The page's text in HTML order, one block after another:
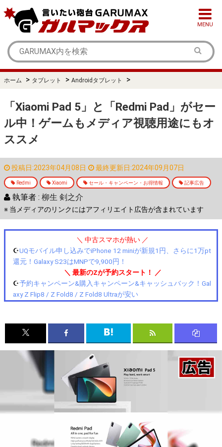
MENU
ホーム > タブレット > Androidタブレット >
「Xiaomi Pad 5」と「Redmi Pad」がセー
ル中！ゲームもメディア視聴用途にもオ
ススメ
投稿日:2023年04月08日 最終更新日:2024年09月07日
Redmi Xiaomi セール・キャンペーン・お得情報 記事広告
執筆者 : 柳生 剣之介
※ 当メディアのリンクにはアフィリエイト広告が含まれています
＼ 中古スマホが熱い ／
☪️UQモバイル申し込みでiPhone 12 miniが新規1円、さらに1万pt
還元！Galaxy S23はMNPで9,900円！
＼ 最新のZが予約スタート！ ／
☪️予約キャンペーン&購入キャンペーン&キャッシュバック！Gal
axy Z Flip8 / Z Fold8 / Z Fold8 Ultraが安い